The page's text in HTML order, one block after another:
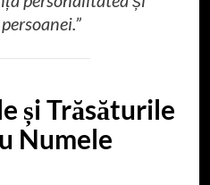
și Trăsăturile
Numele